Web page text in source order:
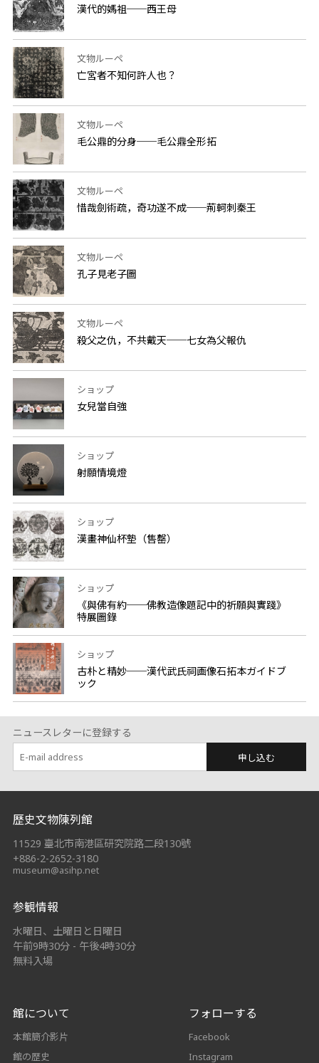
漢代的媽祖──西王母
文物ルーペ
亡宮者不知何許人也？
文物ルーペ
毛公鼎的分身──毛公鼎全形拓
文物ルーペ
惜哉劍術疏，奇功遂不成──荊軻刺秦王
文物ルーペ
孔子見老子圖
文物ルーペ
殺父之仇，不共戴天──七女為父報仇
ショップ
女兒當自強
ショップ
射願情境燈
ショップ
漢畫神仙杯墊（售罄）
ショップ
《與佛有約──佛教造像題記中的祈願與實踐》
特展圖錄
ショップ
古朴と精妙──漢代武氏祠画像石拓本ガイドブ
ック
ニュースレターに登録する
申し込む
:::
歷史文物陳列館
11529 臺北市南港區研究院路二段130號
+886-2-2652-3180
museum@asihp.net
参観情報
水曜日、土曜日と日曜日
午前9時30分 - 午後4時30分
無料入場
館について
本館簡介影片
館の歴史
フォローする
Facebook
Instagram